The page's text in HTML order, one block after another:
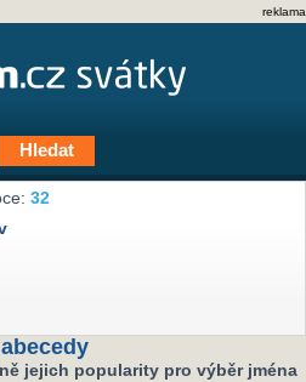
reklama
32
jejich popularity pro výběr jména